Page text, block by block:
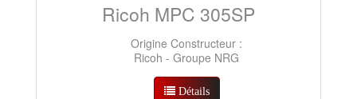
Ricoh MPC 305SP
Origine Constructeur :
Ricoh - Groupe NRG
Détails